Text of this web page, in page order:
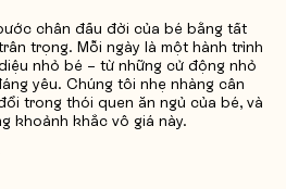
chân đầu đời của bé bằng tất
trọng. Mỗi ngày là một hành trình
nhỏ bé – từ những cử động nhỏ
yêu. Chúng tôi nhẹ nhàng cân
trong thói quen ăn ngủ của bé, và
khoảnh khắc vô giá này.